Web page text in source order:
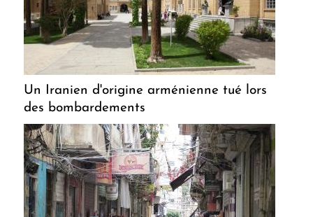
Un Iranien d'origine arménienne tué lors
des bombardements